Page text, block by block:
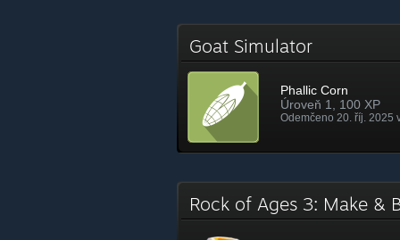
Goat Simulator
Phallic Corn
Úroveň 1, 100 XP
Odemčeno 20. říj. 2025
Rock of Ages 3: Make &